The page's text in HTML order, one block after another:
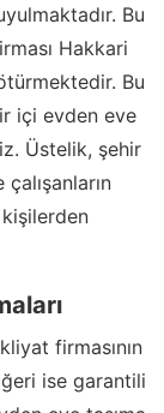
Bu
Hakkari
Bu
içi evden eve
Üstelik, şehir
firmasının
ise garantili